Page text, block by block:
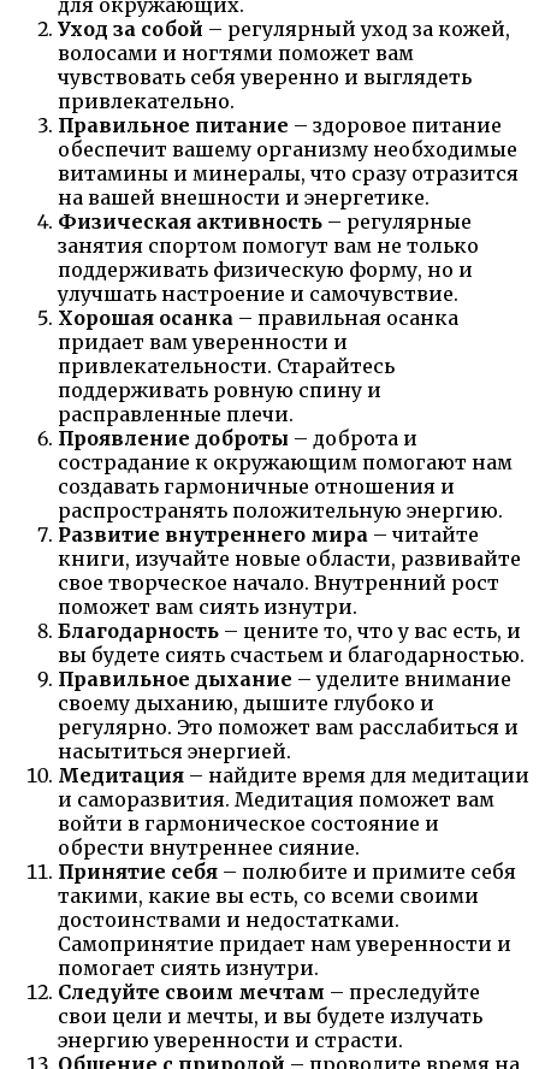
для окружающих.
Уход за собой – регулярный уход за кожей,
волосами и ногтями поможет вам
чувствовать себя уверенно и выглядеть
привлекательно.
Правильное питание – здоровое питание
обеспечит вашему организму необходимые
витамины и минералы, что сразу отразится
на вашей внешности и энергетике.
Физическая активность – регулярные
занятия спортом помогут вам не только
поддерживать физическую форму, но и
улучшать настроение и самочувствие.
Хорошая осанка – правильная осанка
придает вам уверенности и
привлекательности. Старайтесь
поддерживать ровную спину и
расправленные плечи.
Проявление доброты – доброта и
сострадание к окружающим помогают нам
создавать гармоничные отношения и
распространять положительную энергию.
Развитие внутреннего мира – читайте
книги, изучайте новые области, развивайте
свое творческое начало. Внутренний рост
поможет вам сиять изнутри.
Благодарность – цените то, что у вас есть, и
вы будете сиять счастьем и благодарностью.
Правильное дыхание – уделите внимание
своему дыханию, дышите глубоко и
регулярно. Это поможет вам расслабиться и
насытиться энергией.
Медитация – найдите время для медитации
и саморазвития. Медитация поможет вам
войти в гармоническое состояние и
обрести внутреннее сияние.
Принятие себя – полюбите и примите себя
такими, какие вы есть, со всеми своими
достоинствами и недостатками.
Самопринятие придает нам уверенности и
помогает сиять изнутри.
Следуйте своим мечтам – преследуйте
свои цели и мечты, и вы будете излучать
энергию уверенности и страсти.